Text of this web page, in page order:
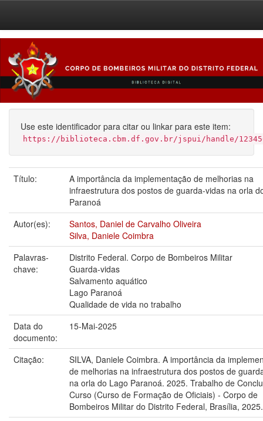
navigation
Use este identificador para citar ou linkar para este item:
https://biblioteca.cbm.df.gov.br/jspui/handle/
Título:
A importância da implementação de melhorias na
infraestrutura dos postos de guarda-vidas na orla
Paranoá
Autor(es):
Santos, Daniel de Carvalho Oliveira
Silva, Daniele Coimbra
Palavras-
chave:
Distrito Federal. Corpo de Bombeiros Militar
Guarda-vidas
Salvamento aquático
Lago Paranoá
Qualidade de vida no trabalho
Data do
documento:
15-Mai-2025
Citação:
SILVA, Daniele Coimbra. A importância da
de melhorias na infraestrutura dos postos de
na orla do Lago Paranoá. 2025. Trabalho de
Curso (Curso de Formação de Oficiais) - Corpo de
Bombeiros Militar do Distrito Federal, Brasília, 2025.